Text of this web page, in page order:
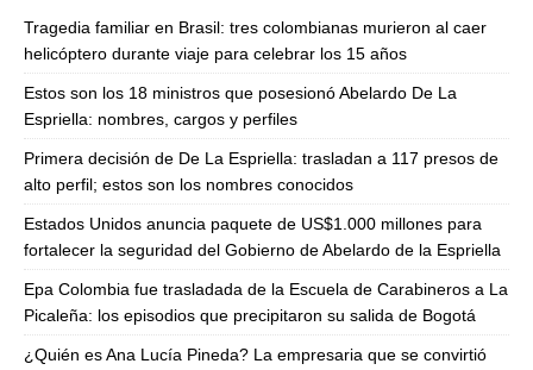
Tragedia familiar en Brasil: tres colombianas murieron al caer
helicóptero durante viaje para celebrar los 15 años
Estos son los 18 ministros que posesionó Abelardo De La
Espriella: nombres, cargos y perfiles
Primera decisión de De La Espriella: trasladan a 117 presos de
alto perfil; estos son los nombres conocidos
Estados Unidos anuncia paquete de US$1.000 millones para
fortalecer la seguridad del Gobierno de Abelardo de la Espriella
Epa Colombia fue trasladada de la Escuela de Carabineros a La
Picaleña: los episodios que precipitaron su salida de Bogotá
¿Quién es Ana Lucía Pineda? La empresaria que se convirtió